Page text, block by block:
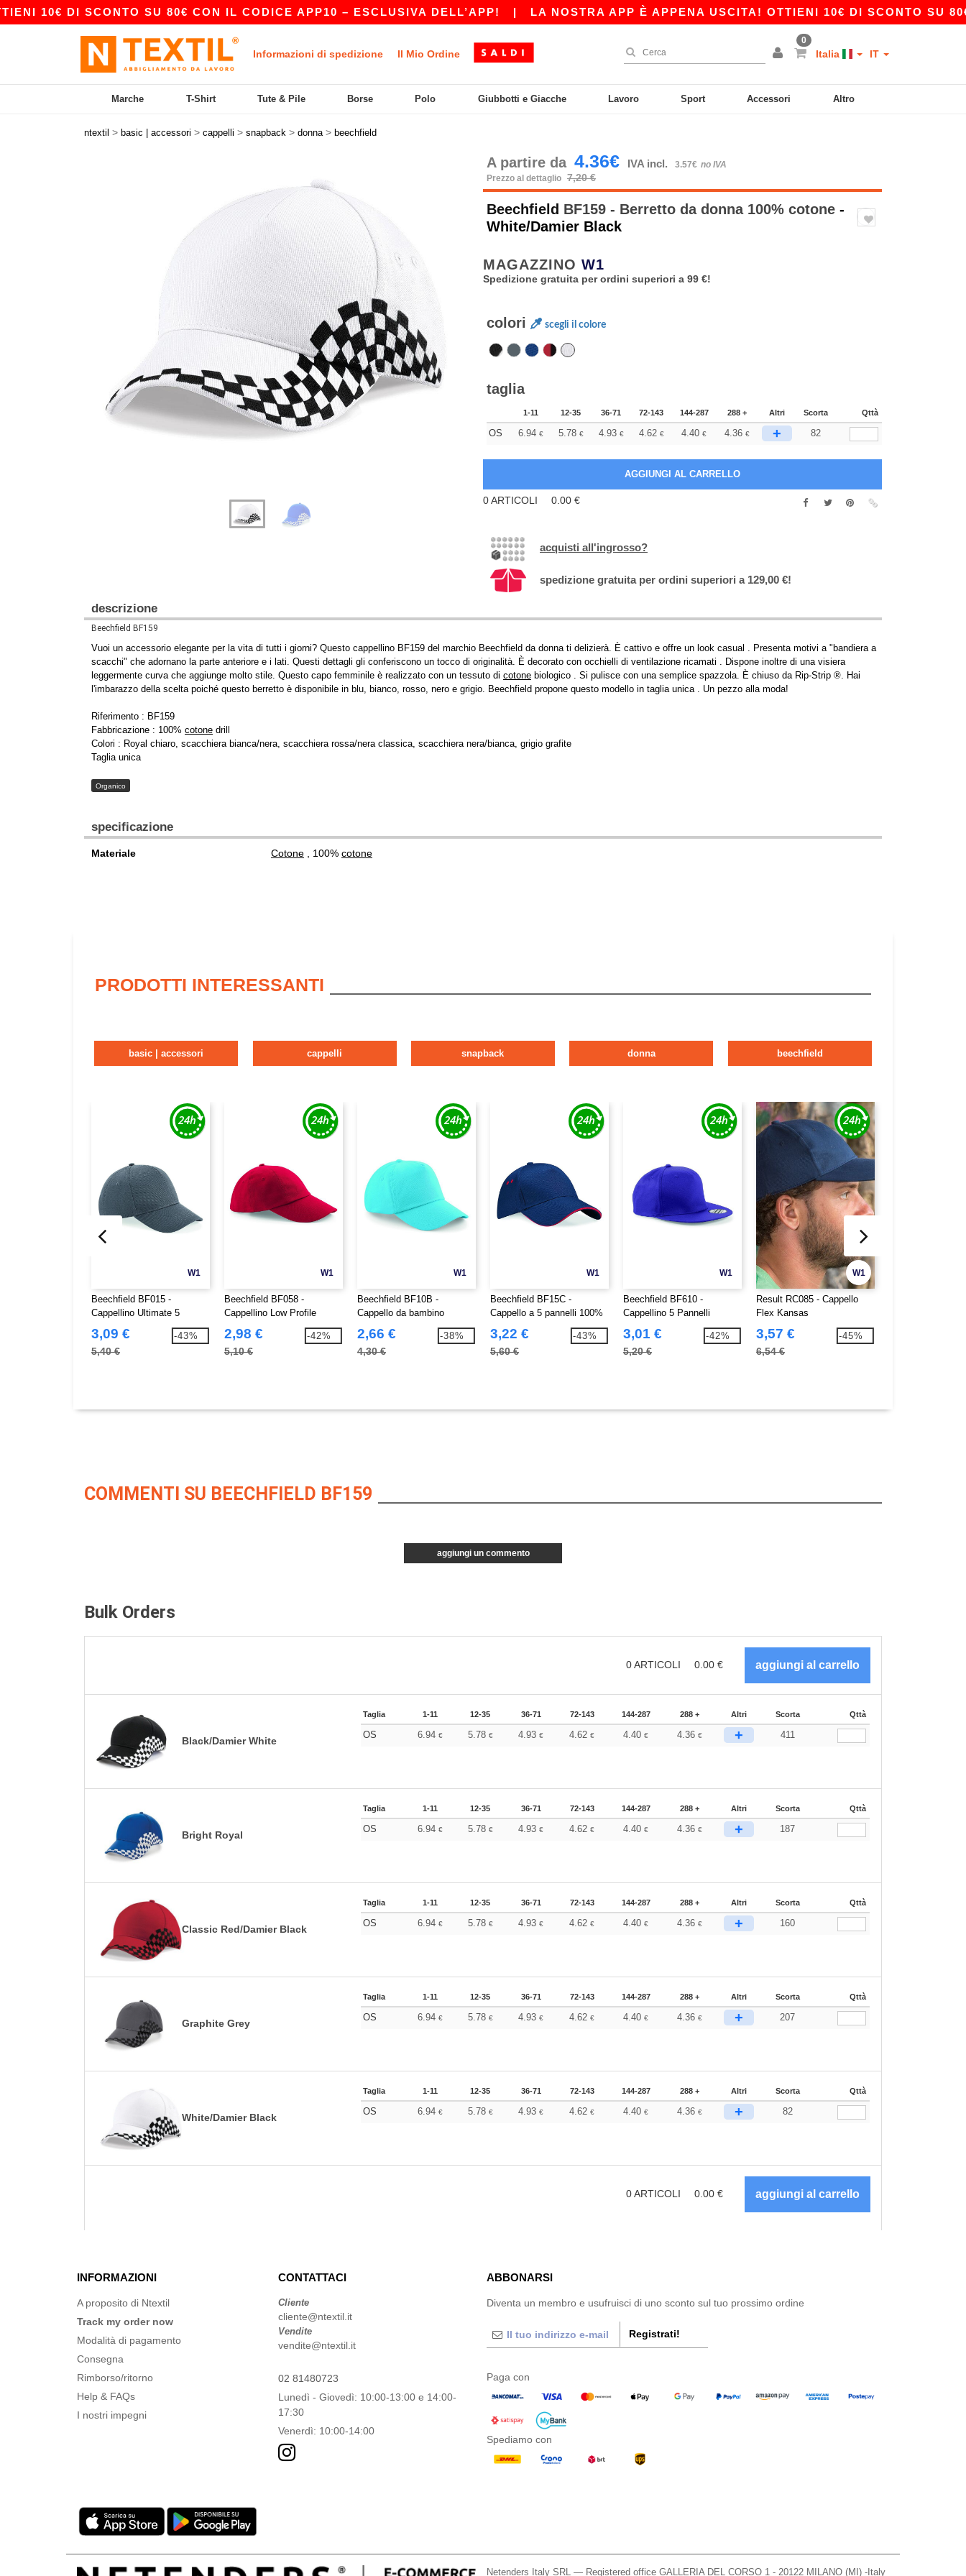
DI SCONTO SU 80€ CON IL CODICE APP10 – ESCLUSIVA DELL’APP!| LA NOSTRA APP È APPENA USCITA! OTTIENI 10€ DI SCONTO SU 80€
Informazioni di spedizione Il Mio Ordine
0
Italia IT
Marche T-Shirt Tute & Pile Borse Polo Giubbotti e Giacche Lavoro Sport Accessori Altro
ntextil > basic | accessori > cappelli > snapback > donna > beechfield
A partire da 4.36€ IVA incl. 3.57€ no IVA
Prezzo al dettaglio 7,20 €
Beechfield BF159 - Berretto da donna 100% cotone -
White/Damier Black
MAGAZZINO W1
Spedizione gratuita per ordini superiori a 99 €!
colori scegli il colore
taglia
1-11 12-35 36-71 72-143 144-287 288 + Altri Scorta Qttà
OS 6.94 € 5.78 € 4.93 € 4.62 € 4.40 € 4.36 € + 82
0ARTICOLI 0.00 €
acquisti all'ingrosso?
spedizione gratuita per ordini superiori a 129,00 €!
descrizione
Beechfield BF159
Vuoi un accessorio elegante per la vita di tutti i giorni? Questo cappellino BF159 del marchio Beechfield da donna ti delizierà. È cattivo e offre un look casual . Presenta motivi a "bandiera a
scacchi" che adornano la parte anteriore e i lati. Questi dettagli gli conferiscono un tocco di originalità. È decorato con occhielli di ventilazione ricamati . Dispone inoltre di una visiera
leggermente curva che aggiunge molto stile. Questo capo femminile è realizzato con un tessuto di cotone biologico . Si pulisce con una semplice spazzola. È chiuso da Rip-Strip ®. Hai
l'imbarazzo della scelta poiché questo berretto è disponibile in blu, bianco, rosso, nero e grigio. Beechfield propone questo modello in taglia unica . Un pezzo alla moda!
Riferimento : BF159
Fabbricazione : 100% cotone drill
Colori : Royal chiaro, scacchiera bianca/nera, scacchiera rossa/nera classica, scacchiera nera/bianca, grigio grafite
Taglia unica
Organico
specificazione
Materiale Cotone , 100% cotone
PRODOTTI INTERESSANTI
basic | accessori cappelli snapback donna beechfield
W1
Beechfield BF015 -
Cappellino Ultimate 5
3,09 €
5,40 €
-43%
W1
Beechfield BF058 -
Cappellino Low Profile
cotone pesante Drill
2,98 €
5,10 €
-42%
W1
Beechfield BF10B -
Cappello da bambino
2,66 €
4,30 €
-38%
W1
Beechfield BF15C -
Cappello a 5 pannelli 100%
3,22 €
5,60 €
-43%
W1
Beechfield BF610 -
Cappellino 5 Pannelli
3,01 €
5,20 €
-42%
W1
Result RC085 - Cappello
Flex Kansas
3,57 €
6,54 €
-45%
COMMENTI SU BEECHFIELD BF159
aggiungi un commento
Bulk Orders
0ARTICOLI 0.00 €
Black/Damier White
Taglia 1-11 12-35 36-71 72-143 144-287 288 + Altri Scorta Qttà
OS 6.94 € 5.78 € 4.93€ 4.62€ 4.40€ 4.36€ + 411
Bright Royal
Taglia 1-11 12-35 36-71 72-143 144-287 288 + Altri Scorta Qttà
OS 6.94 € 5.78 € 4.93€ 4.62€ 4.40€ 4.36€ + 187
Classic Red/Damier Black
Taglia 1-11 12-35 36-71 72-143 144-287 288 + Altri Scorta Qttà
OS 6.94 € 5.78 € 4.93€ 4.62€ 4.40€ 4.36€ + 160
Graphite Grey
Taglia 1-11 12-35 36-71 72-143 144-287 288 + Altri Scorta Qttà
OS 6.94 € 5.78 € 4.93€ 4.62€ 4.40€ 4.36€ + 207
White/Damier Black
Taglia 1-11 12-35 36-71 72-143 144-287 288 + Altri Scorta Qttà
OS 6.94 € 5.78 € 4.93€ 4.62€ 4.40€ 4.36€ + 82
0ARTICOLI 0.00 €
INFORMAZIONI
A proposito di Ntextil
Track my order now
Modalità di pagamento
Consegna
Rimborso/ritorno
Help & FAQs
I nostri impegni
CONTATTACI
Cliente
cliente@ntextil.it
Vendite
vendite@ntextil.it
02 81480723
Lunedì - Giovedì: 10:00-13:00 e 14:00-
17:30
Venerdì: 10:00-14:00
ABBONARSI
Diventa un membro e usufruisci di uno sconto sul tuo prossimo ordine
Registrati!
Paga con
Spediamo con
Netenders Italy SRL — Registered office GALLERIA DEL CORSO 1 - 20122 MILANO (MI) -Italy